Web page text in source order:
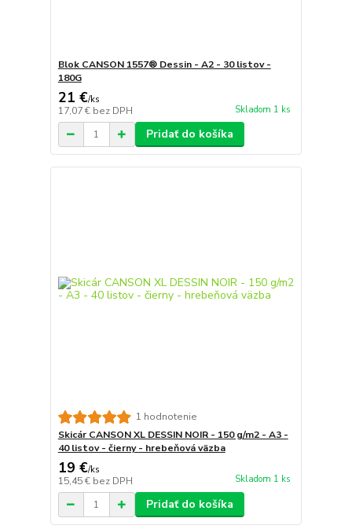
Blok CANSON 1557® Dessin - A2 - 30 listov -
180G
21 €/ks
17,07 € bez DPH Skladom 1 ks
Pridať do košíka
1 hodnotenie
Skicár CANSON XL DESSIN NOIR - 150 g/m2 - A3 -
40 listov - čierny - hrebeňová väzba
19 €/ks
15,45 € bez DPH Skladom 1 ks
Pridať do košíka